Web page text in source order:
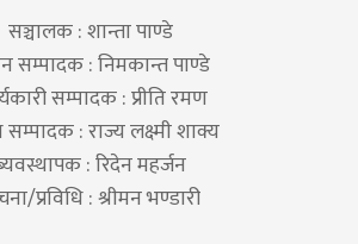
सञ्चालक : शान्ता पाण्डे
सम्पादक : निमकान्त पाण्डे
सम्पादक : प्रीति रमण
सम्पादक : राज्य लक्ष्मी शाक्य
: रिदेन महर्जन
प्रविधि : श्रीमन भण्डारी